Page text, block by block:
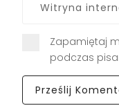
Zapamiętaj
podczas